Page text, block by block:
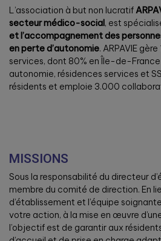
L’association à but non lucratif
secteur médico-social, est
et l’accompagnement des
en perte d’autonomie. ARPAVIE
services, dont 80% en Île-de-France
autonomie, résidences services et
résidents et emploie 3.000
MISSIONS
Sous la responsabilité du directeur
membre du comité de direction. En
d’établissement et l’équipe
votre action, à la mise en œuvre
l’objectif est de garantir aux